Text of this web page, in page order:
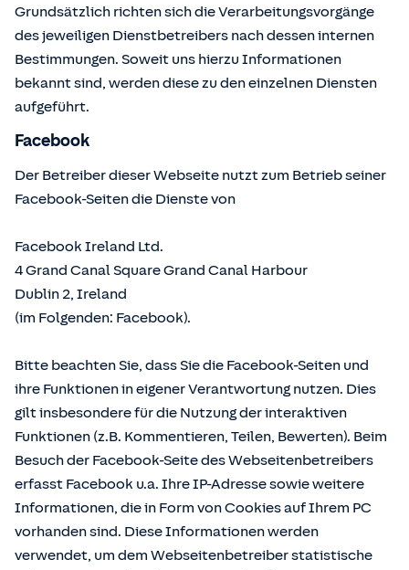
Grundsätzlich richten sich die Verarbeitungsvorgänge
des jeweiligen Dienstbetreibers nach dessen internen
Bestimmungen. Soweit uns hierzu Informationen
bekannt sind, werden diese zu den einzelnen Diensten
aufgeführt.
Facebook
Der Betreiber dieser Webseite nutzt zum Betrieb seiner
Facebook-Seiten die Dienste von
Facebook Ireland Ltd.
4 Grand Canal Square Grand Canal Harbour
Dublin 2, Ireland
(im Folgenden: Facebook).
Bitte beachten Sie, dass Sie die Facebook-Seiten und
ihre Funktionen in eigener Verantwortung nutzen. Dies
gilt insbesondere für die Nutzung der interaktiven
Funktionen (z.B. Kommentieren, Teilen, Bewerten). Beim
Besuch der Facebook-Seite des Webseitenbetreibers
erfasst Facebook u.a. Ihre IP-Adresse sowie weitere
Informationen, die in Form von Cookies auf Ihrem PC
vorhanden sind. Diese Informationen werden
verwendet, um dem Webseitenbetreiber statistische